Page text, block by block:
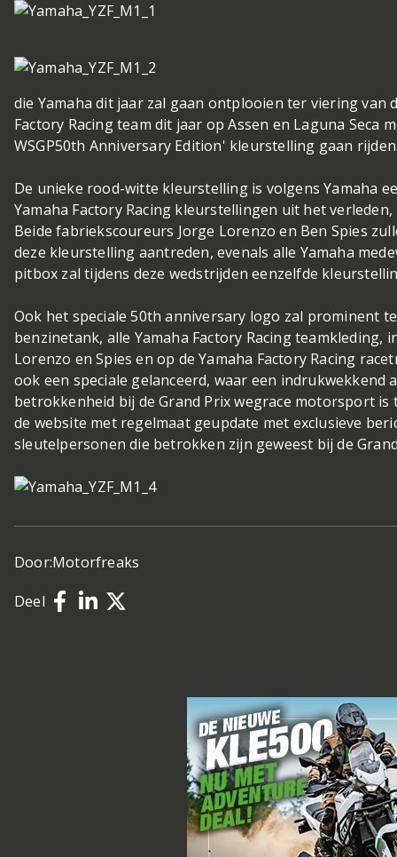
die Yamaha dit jaar zal gaan ontplooien ter viering van
Factory Racing team dit jaar op Assen en Laguna Seca
WSGP50th Anniversary Edition' kleurstelling gaan
De unieke rood-witte kleurstelling is volgens Yamaha
Yamaha Factory Racing kleurstellingen uit het
Beide fabriekscoureurs Jorge Lorenzo en Ben Spies
deze kleurstelling aantreden, evenals alle Yamaha
pitbox zal tijdens deze wedstrijden eenzelfde
Ook het speciale 50th anniversary logo zal prominent
benzinetank, alle Yamaha Factory Racing teamkleding,
Lorenzo en Spies en op de Yamaha Factory Racing
ook een speciale gelanceerd, waar een indrukwekkend
betrokkenheid bij de Grand Prix wegrace motorsport
de website met regelmaat geupdate met exclusieve
sleutelpersonen die betrokken zijn geweest bij de
Door:Motorfreaks
Deel